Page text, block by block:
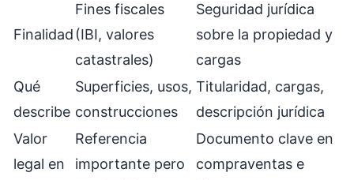
Finalidad
Fines fiscales
(IBI, valores
catastrales)
Seguridad jurídica
sobre la propiedad y
cargas
Qué
describe
Superficies, usos,
construcciones
Titularidad, cargas,
descripción jurídica
Valor
legal en
Referencia
importante pero
Documento clave en
compraventas e